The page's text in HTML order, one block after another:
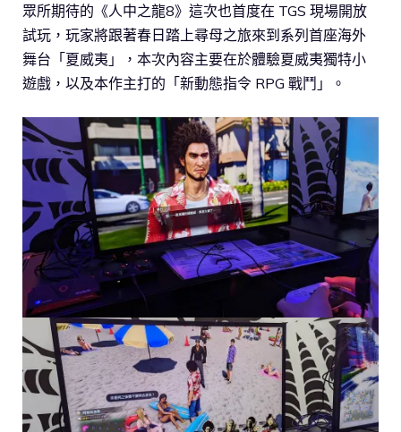
眾所期待的《人中之龍8》這次也首度在 TGS 現場開放
試玩，玩家將跟著春日踏上尋母之旅來到系列首座海外
舞台「夏威夷」，本次內容主要在於體驗夏威夷獨特小
遊戲，以及本作主打的「新動態指令 RPG 戰鬥」。